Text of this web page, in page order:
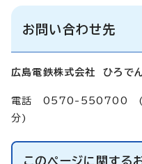
お問い合わせ先
広島電鉄株式会社 ひろで
電話 0570-550700 (
分)
このページに関する